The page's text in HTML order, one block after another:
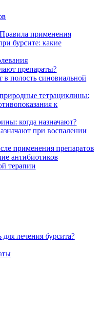
применения
бурсите: какие
препараты?
в полость синовиальной
тетрациклины:
к
когда назначают?
при воспалении
применения препаратов
антибиотиков
терапии
лечения бурсита?